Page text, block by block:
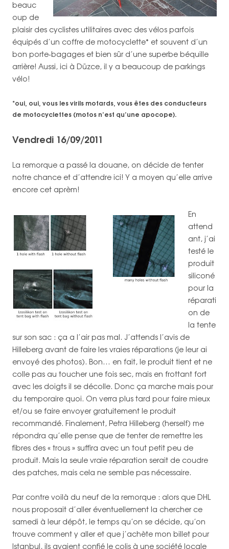
beauc
oup de
plaisir des cyclistes utilitaires avec des vélos parfois
équipés d’un coffre de motocyclette* et souvent d’un
bon porte-bagages et bien sûr d’une superbe béquille
arrière! Aussi, ici à Düzce, il y a beaucoup de parkings
vélo!
*oui, oui, vous les virils motards, vous êtes des conducteurs
de motocyclettes (motos n’est qu’une apocope).
Vendredi 16/09/2011
La remorque a passé la douane, on décide de tenter
notre chance et d’attendre ici! Y a moyen qu’elle arrive
encore cet aprèm!
En
attend
ant, j’ai
testé le
produit
siliconé
pour la
réparati
on de
la tente
sur son sac : ça a l’air pas mal. J’attends l’avis de
Hilleberg avant de faire les vraies réparations (je leur ai
envoyé des photos). Bon… en fait, le produit tient et ne
colle pas au toucher une fois sec, mais en frottant fort
avec les doigts il se décolle. Donc ça marche mais pour
du temporaire quoi. On verra plus tard pour faire mieux
et/ou se faire envoyer gratuitement le produit
recommandé. Finalement, Petra Hilleberg (herself) me
répondra qu’elle pense que de tenter de remettre les
fibres des « trous » suffira avec un tout petit peu de
produit. Mais la seule vraie réparation serait de coudre
des patches, mais cela ne semble pas nécessaire.
Par contre voilà du neuf de la remorque : alors que DHL
nous proposait d’aller éventuellement la chercher ce
samedi à leur dépôt, le temps qu’on se décide, qu’on
trouve comment y aller et que j’achète mon billet pour
Istanbul, ils avaient confié le colis à une société locale